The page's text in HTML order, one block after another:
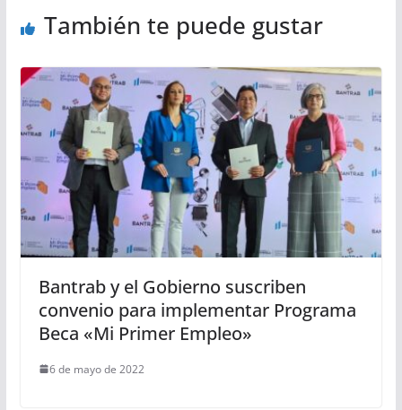
También te puede gustar
Bantrab y el Gobierno suscriben
convenio para implementar Programa
Beca «Mi Primer Empleo»
6 de mayo de 2022